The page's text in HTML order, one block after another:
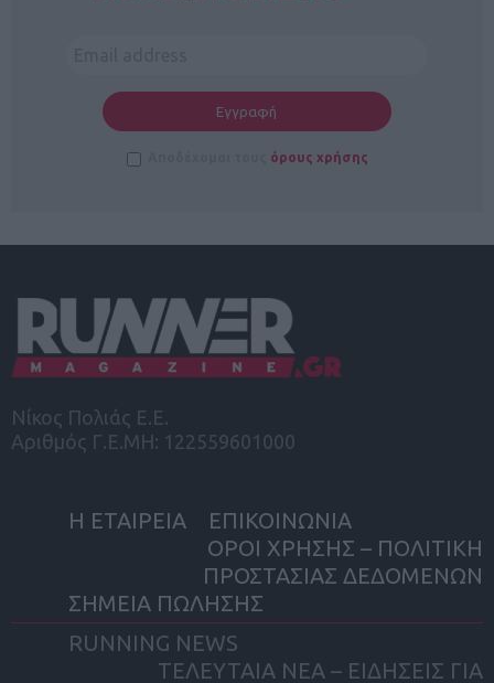
όρους χρήσης
Νίκος Πολιάς Ε.Ε.
Αριθμός Γ.Ε.ΜΗ: 122559601000
Η ΕΤΑΙΡΕΙΑ
ΕΠΙΚΟΙΝΩΝΙΑ
ΟΡΟΙ ΧΡΗΣΗΣ – ΠΟΛΙΤΙΚΗ
ΠΡΟΣΤΑΣΙΑΣ ΔΕΔΟΜΕΝΩΝ
ΣΗΜΕΙΑ ΠΩΛΗΣΗΣ
RUNNING NEWS
ΤΕΛΕΥΤΑΙΑ ΝΕΑ – ΕΙΔΗΣΕΙΣ ΓΙΑ